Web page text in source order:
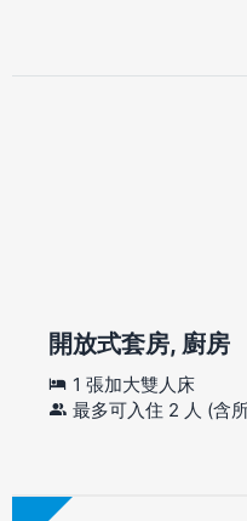
開放式套房, 廚房
1 張加大雙人床
最多可入住 2 人 (含